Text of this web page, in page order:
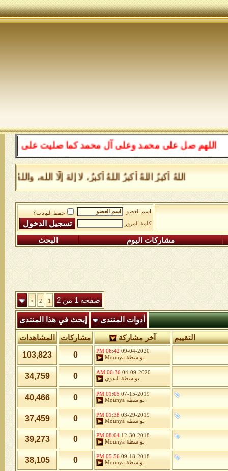
اللهم صل على محمد وعلى آل محمد كما صليت على إبراهيم
اللهُ أكبرُ اللهُ أكبرُ اللهُ أكبرُ، لا إلهَ إلَّا الله،
اسم العضو
حفظ البيانات؟
كلمة المرور
مشاركات اليوم البحث
صفحة 1 من 2 1
2
>
أدوات المنتدى إبحث في هذا المنتدى
التقييم آخر مشاركة مشاركات المشاهدات
09-04-2020
06:42 PM
بواسطة Mounya
0
103,823
04-09-2020
06:36 AM
بواسطة
البدوي 0
34,759
07-15-2019
01:05 PM
بواسطة Mounya
0
40,466
03-29-2019
01:38 PM
بواسطة Mounya
0
37,459
12-30-2018
08:04 PM
بواسطة Mounya
0
39,273
09-18-2018
05:56 PM
بواسطة Mounya
0
38,105